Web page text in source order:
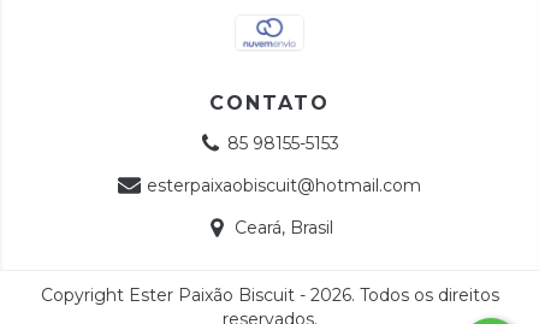
CONTATO
85 98155-5153
esterpaixaobiscuit@hotmail.com
Ceará, Brasil
Copyright Ester Paixão Biscuit - 2026. Todos os direitos
reservados.